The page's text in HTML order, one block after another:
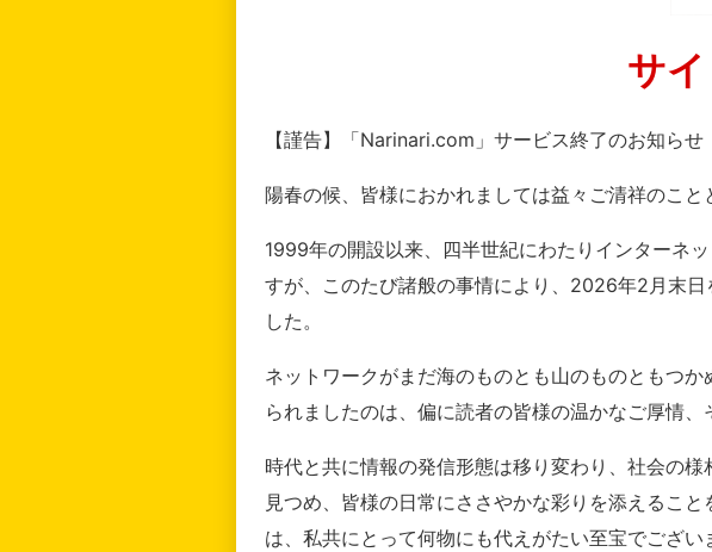
サ
【謹告】「Narinari.com」サービス終了のお知らせ
陽春の候、皆様におかれましては益々ご清祥のこと
1999年の開設以来、四半世紀にわたりインターネ
すが、このたび諸般の事情により、2026年2月末
した。
ネットワークがまだ海のものとも山のものともつ
られましたのは、偏に読者の皆様の温かなご厚情
時代と共に情報の発信形態は移り変わり、社会の
見つめ、皆様の日常にささやかな彩りを添えるこ
は、私共にとって何物にも代えがたい至宝でござい